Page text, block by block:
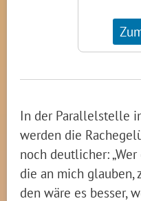
In der Parallelstelle
werden die
noch deutlicher:
die an mich glauben,
den wäre es besser,